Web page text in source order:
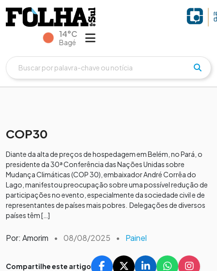
14°C
Bagé
COP30
Diante da alta de preços de hospedagem em Belém, no Pará, o
presidente da 30ª Conferência das Nações Unidas sobre
Mudança Climáticas (COP 30), embaixador André Corrêa do
Lago, manifestou preocupação sobre uma possível redução de
participações no evento, especialmente da sociedade civil e de
representantes de países mais pobres. Delegações de diversos
países têm […]
Por: Amorim • 08/08/2025 • Painel
Compartilhe este artigo